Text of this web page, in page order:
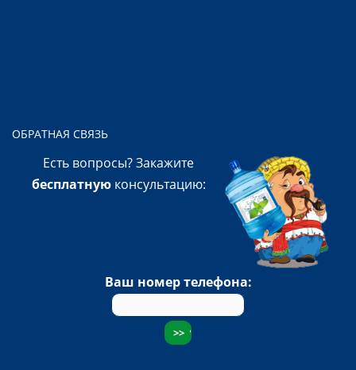
ОБРАТНАЯ СВЯЗЬ
Есть вопросы? Закажите
бесплатнуюконсультацию:
Ваш номер телефона: